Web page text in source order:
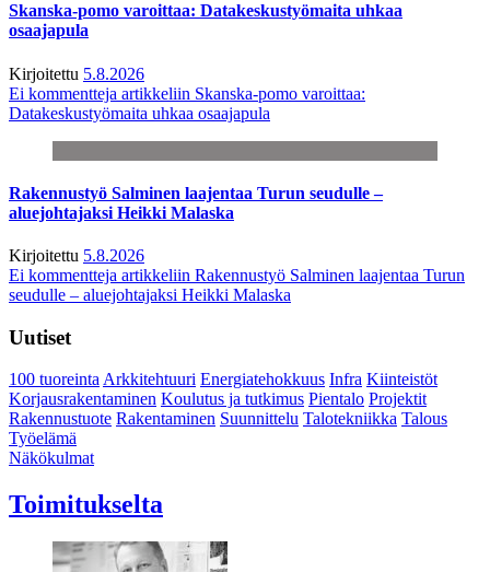
Skanska-pomo varoittaa: Datakeskustyömaita uhkaa
osaajapula
Kirjoitettu 5.8.2026
Ei kommentteja artikkeliin Skanska-pomo varoittaa:
Datakeskustyömaita uhkaa osaajapula
Rakennustyö Salminen laajentaa Turun seudulle –
aluejohtajaksi Heikki Malaska
Kirjoitettu 5.8.2026
Ei kommentteja artikkeliin Rakennustyö Salminen laajentaa Turun
seudulle – aluejohtajaksi Heikki Malaska
Uutiset
100 tuoreintaArkkitehtuuri Energiatehokkuus Infra Kiinteistöt
Korjausrakentaminen Koulutus ja tutkimus Pientalo Projektit
Rakennustuote Rakentaminen Suunnittelu Talotekniikka Talous
Työelämä
Näkökulmat
Toimitukselta